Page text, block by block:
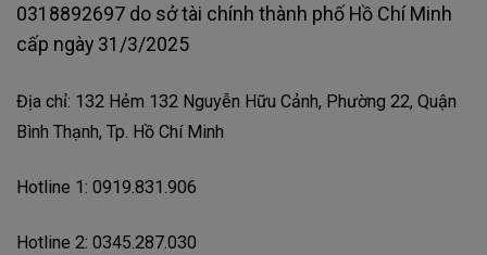
0318892697 do sở tài chính thành phố Hồ Chí Minh
cấp ngày 31/3/2025
Địa chỉ: 132 Hẻm 132 Nguyễn Hữu Cảnh, Phường 22, Quận
Bình Thạnh, Tp. Hồ Chí Minh
Hotline 1: 0919.831.906
Hotline 2: 0345.287.030